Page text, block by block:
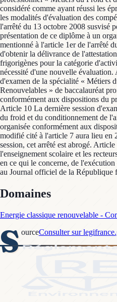
considéré comme ayant réussi les
les modalités d'évaluation des
l'arrêté du 13 octobre 2008 susvisé
présentation de ce diplôme à un
mentionné à l'article 1er de l'arrêté
d'obtenir la délivrance de
frigorigènes pour la catégorie
nécessité d'une nouvelle
d'examen de la spécialité « Métiers
Renouvelables » de baccalauréat
conformément aux dispositions du
Article 10 La dernière session
du froid et du conditionnement de
organisée conformément aux
modifié cité à l'article 7 aura lieu en
session, cet arrêté est abrogé.
l'enseignement scolaire et les
en ce qui le concerne, de
au Journal officiel de la République
Domaines
Energie classique renouvelable -
S ourceConsulter sur